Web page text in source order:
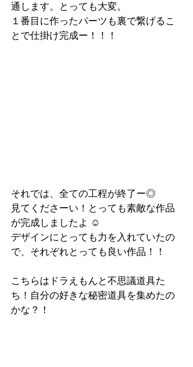
通します。とっても大変。
１番目に作ったパーツも裏で繋げるこ
とで仕掛け完成ー！！！
それでは、全ての工程が終了ー◎
見てくださーい！とっても素敵な作品
が完成しましたよ ☺︎
デザインにとっても力を入れていたの
で、それぞれとっても良い作品！！
こちらはドラえもんと不思議道具た
ち！自分の好きな秘密道具を集めたの
かな？！